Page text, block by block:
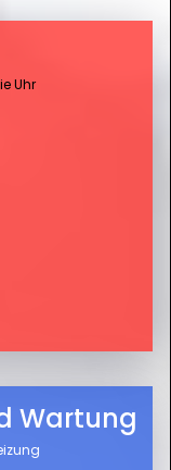
Uhr
Wartung